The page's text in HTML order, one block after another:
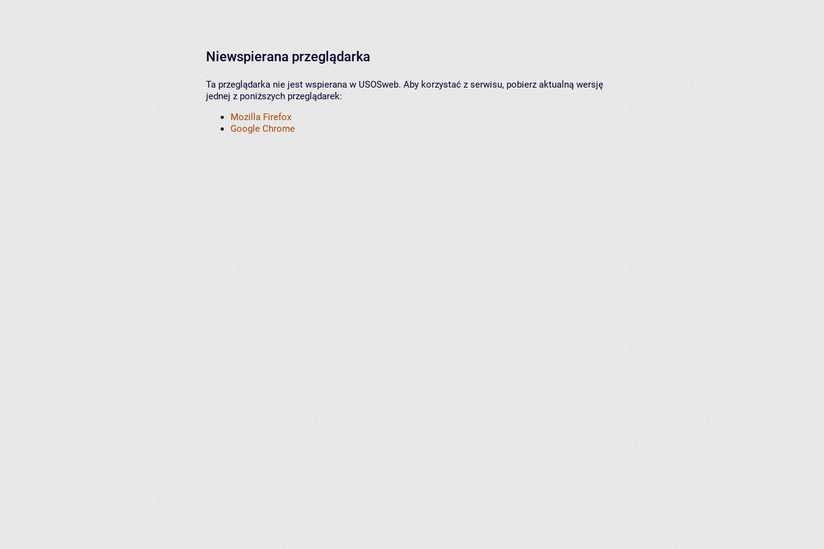
Niewspierana przeglądarka
Ta przeglądarka nie jest wspierana w USOSweb. Aby korzystać z serwisu, pobierz aktualną wersję
jednej z poniższych przeglądarek:
Mozilla Firefox
Google Chrome